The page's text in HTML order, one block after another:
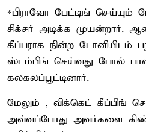
*பிராவோ பேட்டிங் செய்யும்
சிக்சர் அடிக்க முயன்றார்.
கீப்பராக நின்ற டோனியிடம்
ஸ்டம்பிங் செய்வது போல்
கலகலப்பூட்டினார்.
மேலும் , விக்கெட் கீப்பிங்
அவ்வப்போது அவர்களை